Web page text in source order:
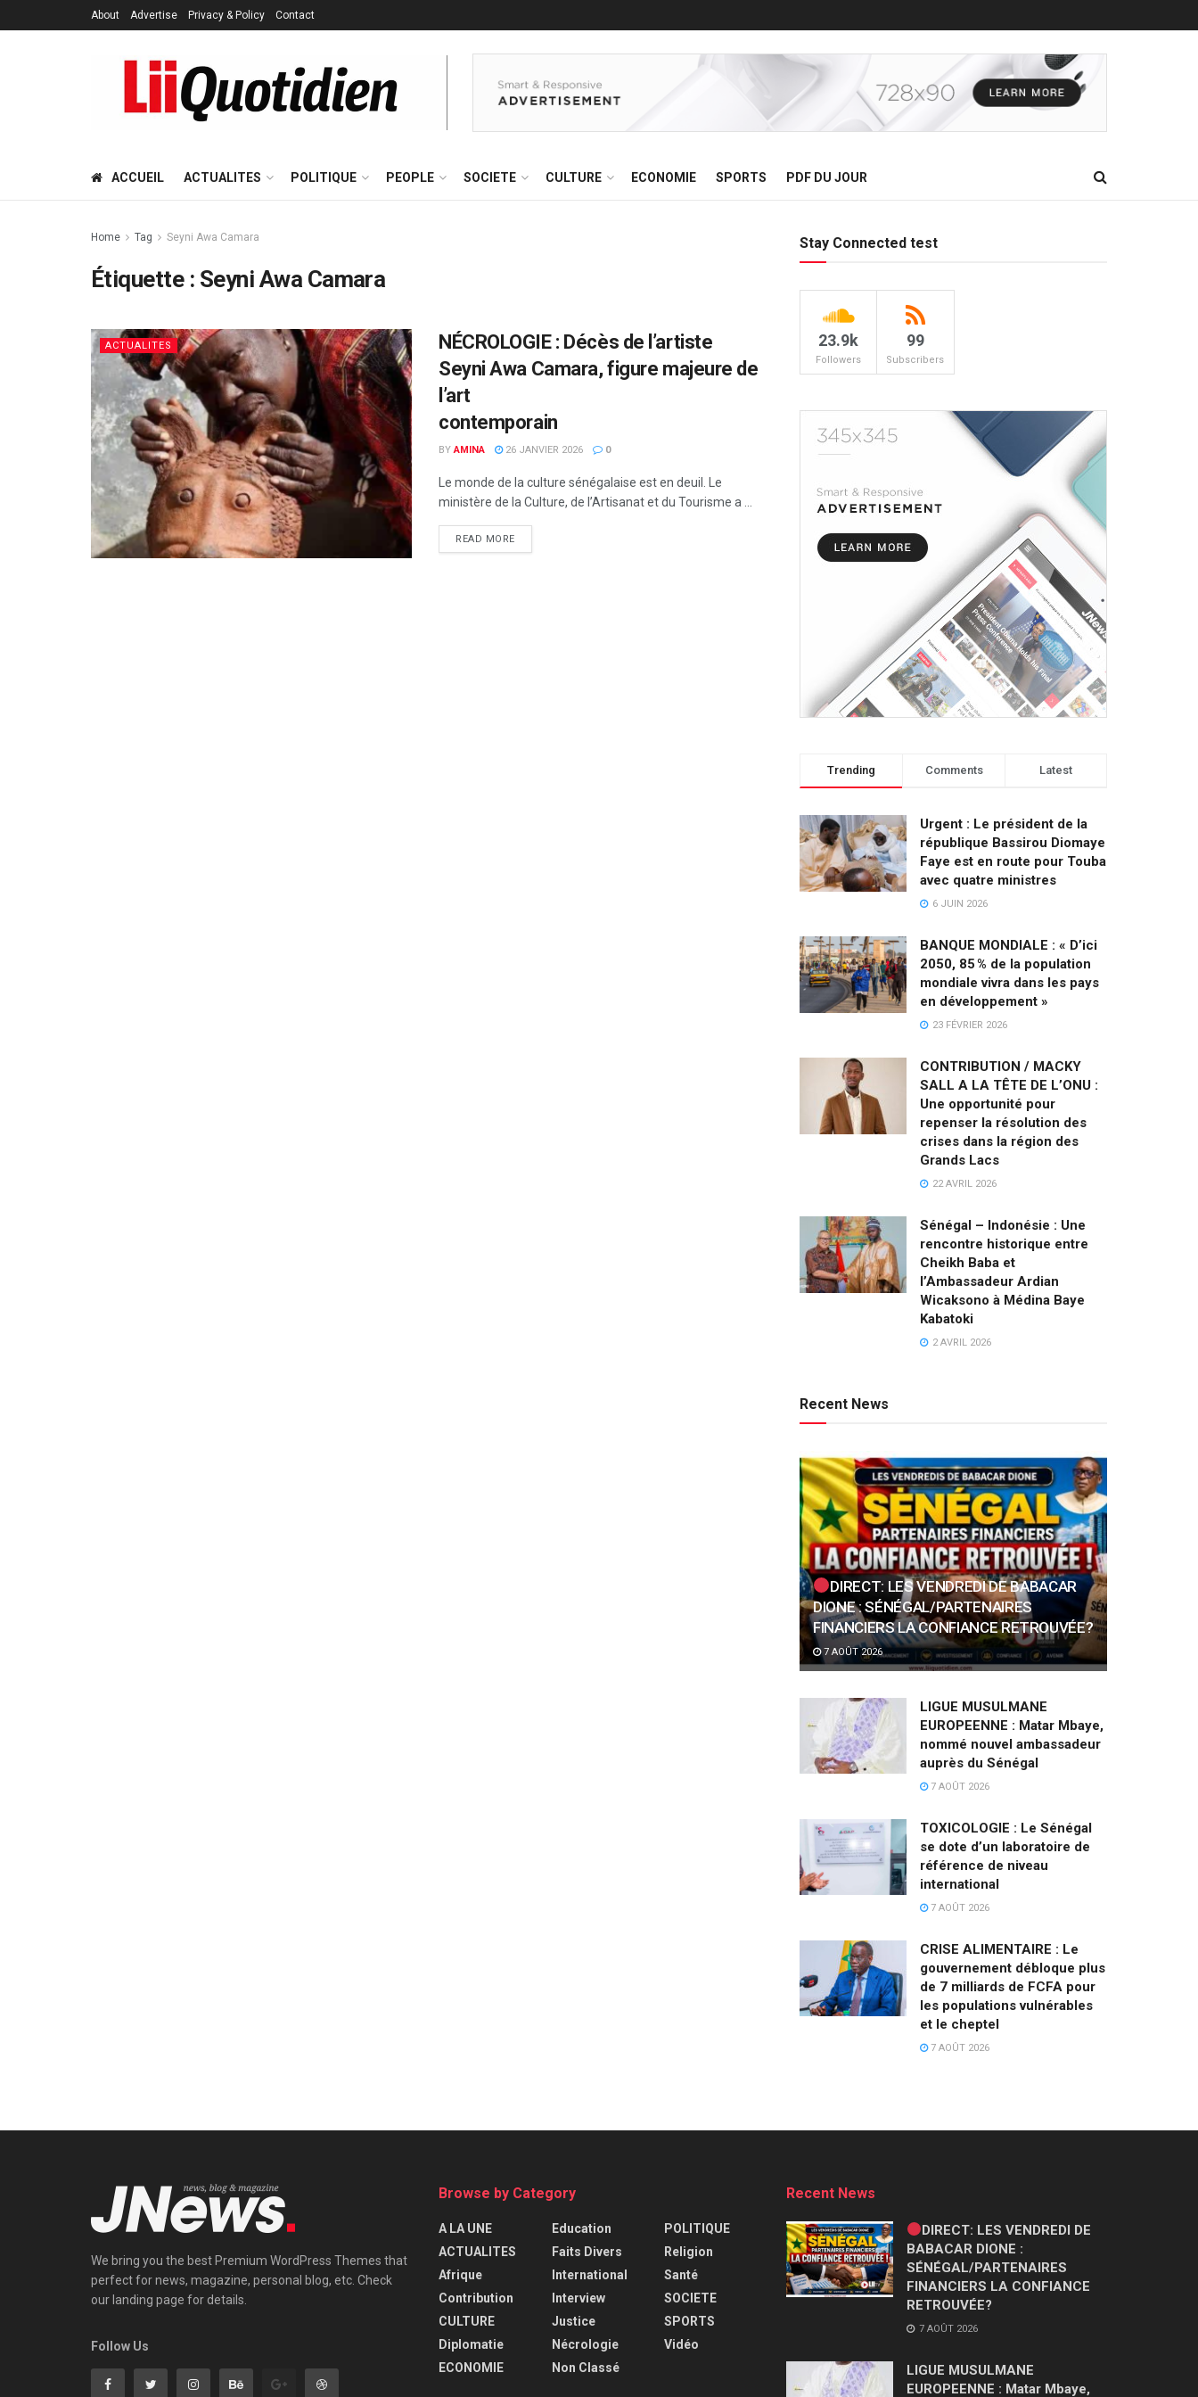
About Advertise Privacy & Policy Contact
ACCUEIL ACTUALITES POLITIQUE PEOPLE SOCIETE CULTURE ECONOMIE SPORTS PDF DU JOUR
Home Tag Seyni Awa Camara
Étiquette : Seyni Awa Camara
ACTUALITES
NÉCROLOGIE : Décès de l’artiste
Seyni Awa Camara, figure majeure de
l’art
BY AMINA 26 JANVIER 2026 0
Le monde de la culture sénégalaise est en deuil. Le
ministère de la Culture, de l’Artisanat et du Tourisme a ...
READ MORE
Stay Connected test
23.9k
Followers
99
Subscribers
Trending Comments Latest
Urgent : Le président de la
république Bassirou Diomaye
Faye est en route pour Touba
avec quatre ministres
6 JUIN 2026
BANQUE MONDIALE : « D’ici
2050, 85 % de la population
mondiale vivra dans les pays
en développement »
23 FÉVRIER 2026
CONTRIBUTION / MACKY
SALL A LA TÊTE DE L’ONU :
Une opportunité pour
repenser la résolution des
crises dans la région des
Grands Lacs
22 AVRIL 2026
Sénégal – Indonésie : Une
rencontre historique entre
Cheikh Baba et
l’Ambassadeur Ardian
Wicaksono à Médina Baye
Kabatoki
2 AVRIL 2026
Recent News
DIRECT: LES VENDREDI DE BABACAR
DIONE : SÉNÉGAL/PARTENAIRES
FINANCIERS LA CONFIANCE RETROUVÉE?
7 AOÛT 2026
LIGUE MUSULMANE
EUROPEENNE : Matar Mbaye,
nommé nouvel ambassadeur
auprès du Sénégal
7 AOÛT 2026
TOXICOLOGIE : Le Sénégal
se dote d’un laboratoire de
référence de niveau
international
7 AOÛT 2026
CRISE ALIMENTAIRE : Le
gouvernement débloque plus
de 7 milliards de FCFA pour
les populations vulnérables
et le cheptel
7 AOÛT 2026
We bring you the best Premium WordPress Themes that
perfect for news, magazine, personal blog, etc. Check
our landing page for details.
Follow Us
Browse by Category
A LA UNE
ACTUALITES
Afrique
Contribution
CULTURE
Diplomatie
ECONOMIE
Education
Faits Divers
International
Interview
Justice
Nécrologie
Non Classé
POLITIQUE
Religion
Santé
SOCIETE
SPORTS
Vidéo
Recent News
DIRECT: LES VENDREDI DE
BABACAR DIONE :
SÉNÉGAL/PARTENAIRES
FINANCIERS LA CONFIANCE
RETROUVÉE?
7 AOÛT 2026
LIGUE MUSULMANE
EUROPEENNE : Matar Mbaye,